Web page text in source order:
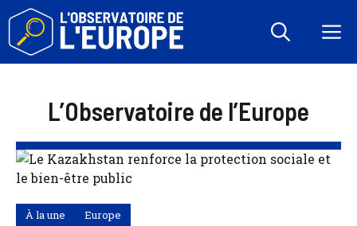
Aller
contenu
L’Observatoire de l’Europe
À la une Europe